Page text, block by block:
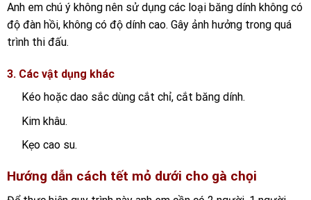
Anh em chú ý không nên sử dụng các loại băng dính không có
độ đàn hồi, không có độ dính cao. Gây ảnh hưởng trong quá
trình thi đấu.
3. Các vật dụng khác
Kéo hoặc dao sắc dùng cắt chỉ, cắt băng dính.
Kim khâu.
Kẹo cao su.
Hướng dẫn cách tết mỏ dưới cho gà chọi